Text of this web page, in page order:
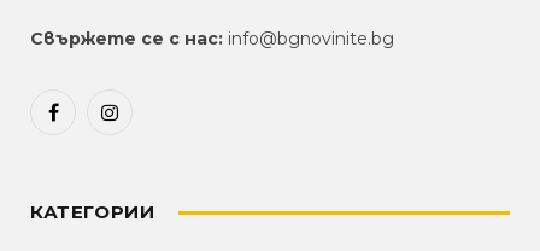
Свържете се с нас: info@bgnovinite.bg
FacebookInstagram
КАТЕГОРИИ